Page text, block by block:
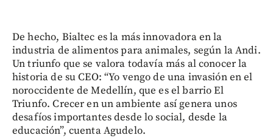
De hecho, Bialtec es la más innovadora en la
industria de alimentos para animales, según la Andi.
Un triunfo que se valora todavía más al conocer la
historia de su CEO: “Yo vengo de una invasión en el
noroccidente de Medellín, que es el barrio El
Triunfo. Crecer en un ambiente así genera unos
desafíos importantes desde lo social, desde la
educación”, cuenta Agudelo.